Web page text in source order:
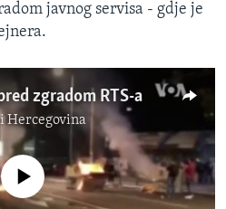
javnog servisa - gdje je
zgradom RTS-a
Hercegovina
currently available